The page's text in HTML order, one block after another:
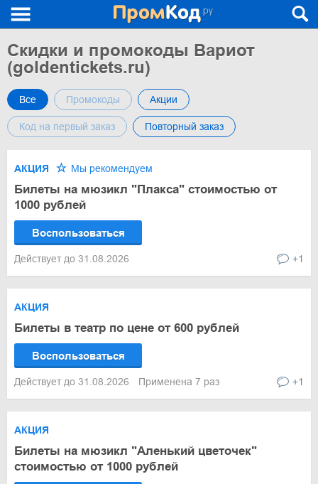
Скидки и промокоды Вариот
(goldentickets.ru)
Все Промокоды Акции
Код на первый заказ Повторный заказ
АКЦИЯ Мы рекомендуем
Билеты на мюзикл "Плакса" стоимостью от
1000 рублей
Воспользоваться
Действует до 31.08.2026 +1
АКЦИЯ
Билеты в театр по цене от 600 рублей
Воспользоваться
Действует до 31.08.2026 Применена 7 раз +1
АКЦИЯ
Билеты на мюзикл "Аленький цветочек"
стоимостью от 1000 рублей